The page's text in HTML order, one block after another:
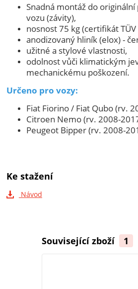
Snadná montáž do
vozu (závity),
nosnost 75 kg (certifikát TÜV
anodizovaný hliník (elox) -
užitné a stylové vlastnosti,
odolnost vůči klimatickým
mechanickému poškození.
Určeno pro vozy:
Fiat Fiorino / Fiat Qubo (rv.
Citroen Nemo (rv. 2008-
Peugeot Bipper (rv. 2008-
Ke stažení
Návod
Související zboží 1